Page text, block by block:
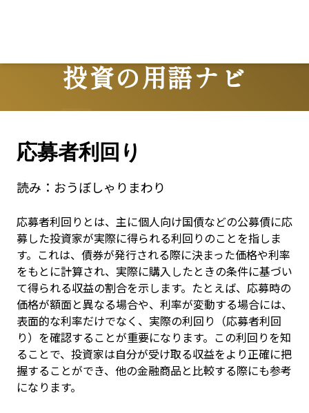
投資の用語ナビ
Terms
応募者利回り
読み： おうぼしゃりまわり
応募者利回りとは、主に個人向け国債などの公募債に応
募した投資家が実際に得られる利回りのことを指しま
す。これは、債券が発行される際に決まった価格や利率
をもとに計算され、実際に購入したときの条件に基づい
て得られる収益の割合を示します。たとえば、応募時の
価格が額面と異なる場合や、利率が変動する場合には、
表面的な利率だけでなく、実際の利回り（応募者利回
り）を確認することが重要になります。この利回りを知
ることで、投資家は自分が受け取る収益をより正確に把
握することができ、他の金融商品と比較する際にも参考
になります。